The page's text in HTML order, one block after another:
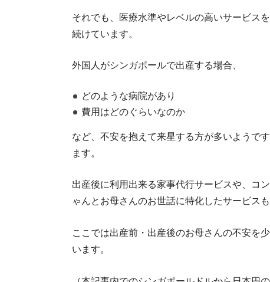
それでも、医療水準やレベルの高いサービス
続けています。
外国人がシンガポールで出産する場合、
どのような病院があり
費用はどのぐらいなのか
など、不安を抱えて来星する方が多いようで
ます。
出産後に利用出来る家事代行サービスや、コ
ゃんとお母さんのお世話に特化したサービスも
ここでは出産前・出産後のお母さんの不安を
います。